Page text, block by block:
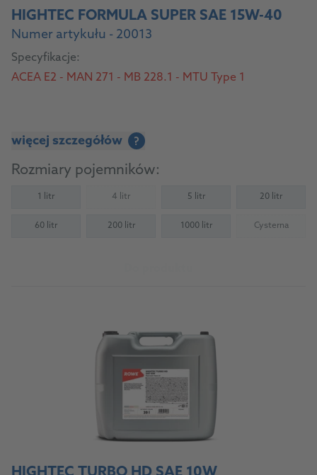
HIGHTEC FORMULA SUPER SAE 15W-40
Numer artykułu - 20013
Specyfikacje:
ACEA E2 - MAN 271 - MB 228.1 - MTU Type 1
więcej szczegółów ?
Rozmiary pojemników:
1 litr 4 litr(Not available) 5 litr 20 litr
60 litr 200 litr 1000 litr Cysterna
(Not